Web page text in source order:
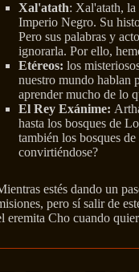
Xal'atath: Xal'atath, la
Imperio Negro. Su
Pero sus palabras y
ignorarla. Por ello,
Etéreos: los
nuestro mundo hablan
aprender mucho de lo
El Rey Exánime:
hasta los bosques de
también los bosques
convirtiéndose?
estés dando un
pero sí salir de
eremita Cho cuando